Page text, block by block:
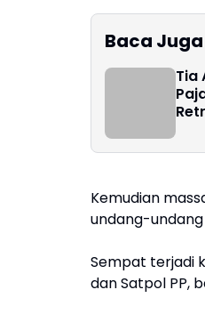
Baca Juga
Tia
Kemudian
undang-
Sempat terjadi
dan Satpol PP,